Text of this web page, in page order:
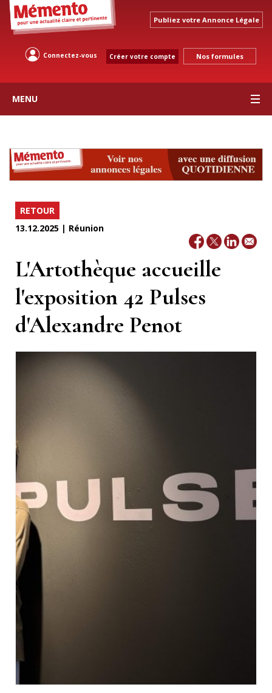
Publiez votre Annonce Légale
Connectez-vous Créer votre compte Nos formules
MENU
RETOUR
13.12.2025 | Réunion
L'Artothèque accueille
l'exposition 42 Pulses
d'Alexandre Penot